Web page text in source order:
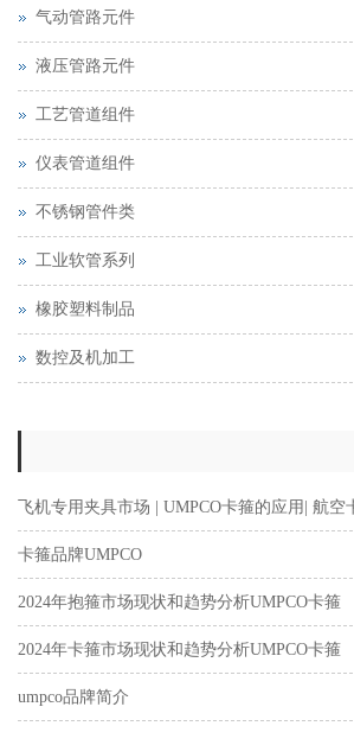
气动管路元件
液压管路元件
工艺管道组件
仪表管道组件
不锈钢管件类
工业软管系列
橡胶塑料制品
数控及机加工
飞机专用夹具市场 | UMPCO卡箍的应用| 航空
卡箍品牌UMPCO
2024年抱箍市场现状和趋势分析UMPCO卡箍
2024年卡箍市场现状和趋势分析UMPCO卡箍
umpco品牌简介